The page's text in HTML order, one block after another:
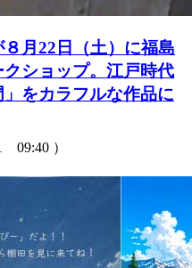
月22日（土）に福島
ショップ。江戸時代
をカラフルな作品に
09:40 ）